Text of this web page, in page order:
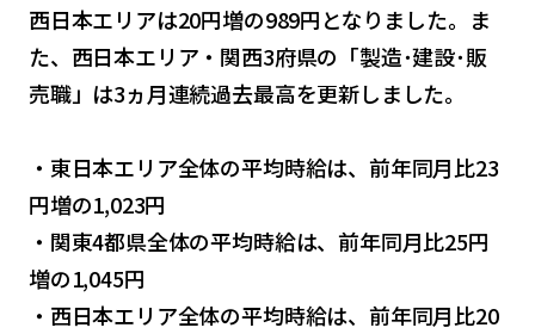
西日本エリアは20円増の989円となりました。ま
た、西日本エリア・関西3府県の「製造･建設･販
売職」は3ヵ月連続過去最高を更新しました。
・東日本エリア全体の平均時給は、前年同月比23
円増の1,023円
・関東4都県全体の平均時給は、前年同月比25円
増の1,045円
・西日本エリア全体の平均時給は、前年同月比20